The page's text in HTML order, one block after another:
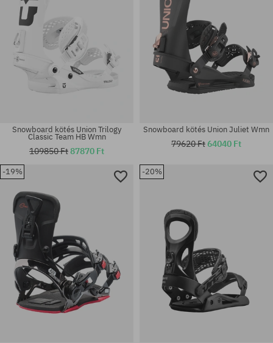
Elérhető méretek:
Elérhető méretek:
Snowboard kötés Union Trilogy
Classic Team HB Wmn
109850 Ft87870 Ft
Snowboard kötés Union Juliet Wmn
79620 Ft64040 Ft
-19% -20%